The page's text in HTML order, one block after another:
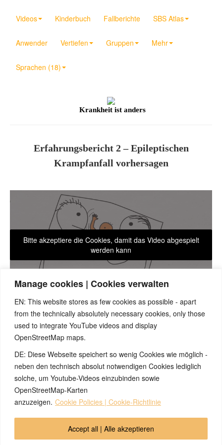
Manage cookies | Cookies verwalten
EN: This website stores as few cookies as possible - apart
from the technically absolutely necessary cookies, only those
used to integrate YouTube videos and display
OpenStreetMap maps.
DE: Diese Webseite speichert so wenig Cookies wie möglich -
neben den technisch absolut notwendigen Cookies lediglich
solche, um Youtube-Videos einzubinden sowie
OpenStreetMap-Karten
anzuzeigen. Cookie Policies | Cookie-Richtlinie
Accept all | Alle akzeptieren
Videos Kinderbuch Fallberichte SBS Atlas
Anwender Vertiefen Gruppen Mehr
Sprachen (18)
Krankheit ist anders
Erfahrungsbericht 2 – Epileptischen
Krampfanfall vorhersagen
Bitte akzeptiere die Cookies, damit das Video abgespielt
werden kann
Mit Kenntnis der 5BN kann man nie zuvor dagewesene
Symptome vorhersagen, wenn es gelingt, ein entsprechendes
Psyche, Gehirn oder Organ zu identifizieren. Unser
Praxisbeispiel dazu: Die Vorhersage eines einmaligen
Epileptischen Krampfanfalls.
© 2026 by Ingmar Marquardt
Impressum Datenschutzerklärung